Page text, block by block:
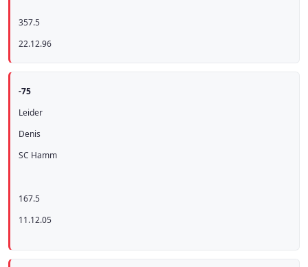
357.5
22.12.96
-75
Leider
Denis
SC Hamm
167.5
11.12.05